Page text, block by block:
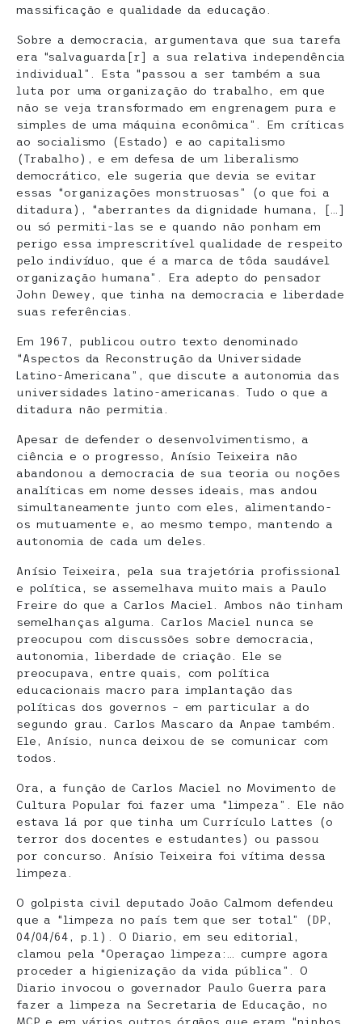
massificação e qualidade da educação.
Sobre a democracia, argumentava que sua tarefa
era “salvaguarda[r] a sua relativa independência
individual”. Esta “passou a ser também a sua
luta por uma organização do trabalho, em que
não se veja transformado em engrenagem pura e
simples de uma máquina econômica”. Em críticas
ao socialismo (Estado) e ao capitalismo
(Trabalho), e em defesa de um liberalismo
democrático, ele sugeria que devia se evitar
essas “organizações monstruosas” (o que foi a
ditadura), “aberrantes da dignidade humana, […]
ou só permiti-las se e quando não ponham em
perigo essa imprescritível qualidade de respeito
pelo indivíduo, que é a marca de tôda saudável
organização humana”. Era adepto do pensador
John Dewey, que tinha na democracia e liberdade
suas referências.
Em 1967, publicou outro texto denominado
“Aspectos da Reconstrução da Universidade
Latino-Americana”, que discute a autonomia das
universidades latino-americanas. Tudo o que a
ditadura não permitia.
Apesar de defender o desenvolvimentismo, a
ciência e o progresso, Anísio Teixeira não
abandonou a democracia de sua teoria ou noções
analíticas em nome desses ideais, mas andou
simultaneamente junto com eles, alimentando-
os mutuamente e, ao mesmo tempo, mantendo a
autonomia de cada um deles.
Anísio Teixeira, pela sua trajetória profissional
e política, se assemelhava muito mais a Paulo
Freire do que a Carlos Maciel. Ambos não tinham
semelhanças alguma. Carlos Maciel nunca se
preocupou com discussões sobre democracia,
autonomia, liberdade de criação. Ele se
preocupava, entre quais, com política
educacionais macro para implantação das
políticas dos governos – em particular a do
segundo grau. Carlos Mascaro da Anpae também.
Ele, Anísio, nunca deixou de se comunicar com
todos.
Ora, a função de Carlos Maciel no Movimento de
Cultura Popular foi fazer uma “limpeza”. Ele não
estava lá por que tinha um Currículo Lattes (o
terror dos docentes e estudantes) ou passou
por concurso. Anísio Teixeira foi vítima dessa
limpeza.
O golpista civil deputado João Calmom defendeu
que a “limpeza no país tem que ser total” (DP,
04/04/64, p.1). O Diario, em seu editorial,
clamou pela “Operaçao limpeza:… cumpre agora
proceder a higienização da vida pública”. O
Diario invocou o governador Paulo Guerra para
fazer a limpeza na Secretaria de Educação, no